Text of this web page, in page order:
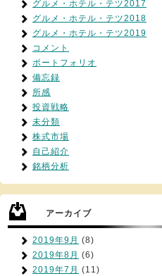
グルメ・ホテル・テツ2017
グルメ・ホテル・テツ2018
グルメ・ホテル・テツ2019
コメント
ポートフォリオ
備忘録
所感
投資戦略
未分類
株式市場
自己紹介
銘柄分析
アーカイブ
2019年9月 (8)
2019年8月 (6)
2019年7月 (11)